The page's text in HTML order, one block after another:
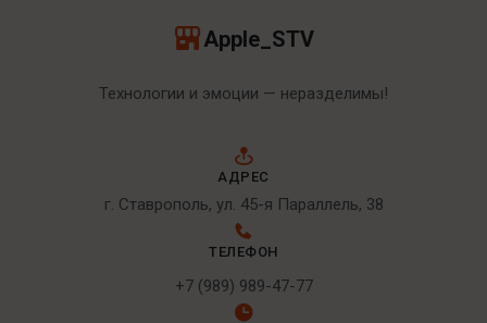
Apple_STV
Технологии и эмоции — неразделимы!
АДРЕС
г. Ставрополь, ул. 45-я Параллель, 38
ТЕЛЕФОН
+7 (989) 989-47-77